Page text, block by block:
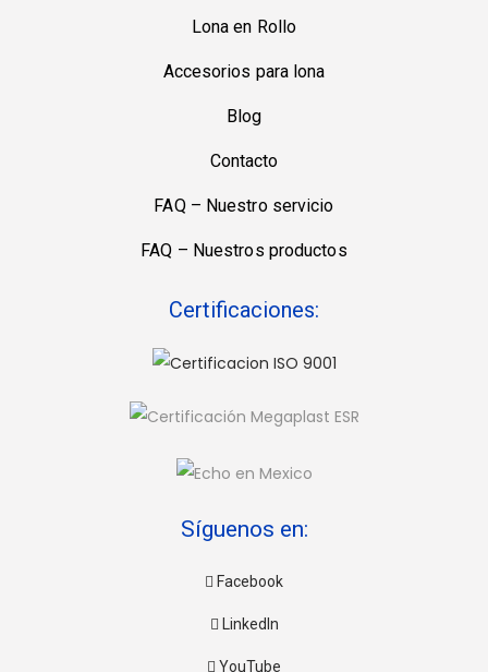
Lona en Rollo
Accesorios para lona
Blog
Contacto
FAQ – Nuestro servicio
FAQ – Nuestros productos
Certificaciones:
Síguenos en:
Facebook
LinkedIn
YouTube